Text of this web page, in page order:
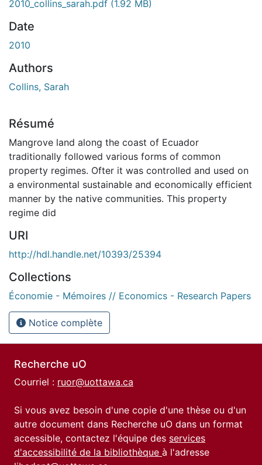
2010_collins_sarah.pdf (1.92 MB)
Date
2010
Authors
Collins, Sarah
Résumé
Mangrove land along the coast of Ecuador
traditionally followed various forms of common
property regimes. Ofter it was controlled and used on
a environmental sustainable and economically efficient
manner by the native communities. This property
regime did
URI
http://hdl.handle.net/10393/25394
Collections
Économie - Mémoires // Economics - Research Papers
Notice complète
Recherche uO
Courriel : ruor@uottawa.ca
Si vous avez besoin d'une copie d'une thèse ou d'un
autre document dans Recherche uO dans un format
accessible, contactez l'équipe des services
d'accessibilité de la bibliothèque à l'adresse